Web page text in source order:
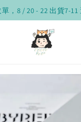
，8 / 20 - 22 出貨7-11